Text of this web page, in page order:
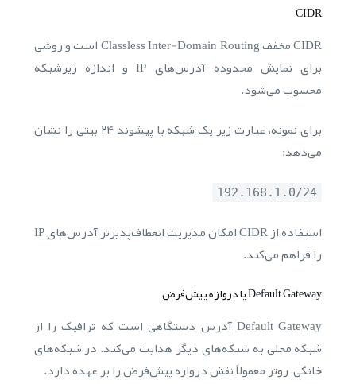
CIDR
CIDR مخفف Classless Inter-Domain Routing است و روشی
برای نمایش محدوده آدرس‌های IP و اندازه زیرشبکه
محسوب می‌شود.
برای نمونه، عبارت زیر یک شبکه با پیشوند ۲۴ بیتی را نشان
می‌دهد:
192.168.1.0/24
استفاده از CIDR امکان مدیریت انعطاف‌پذیرتر آدرس‌های IP
را فراهم می‌کند.
Default Gateway یا دروازه پیش‌فرض
Default Gateway آدرس دستگاهی است که ترافیک را از
شبکه محلی به شبکه‌های دیگر هدایت می‌کند. در شبکه‌های
خانگی، روتر معمولاً نقش دروازه پیش‌فرض را بر عهده دارد.